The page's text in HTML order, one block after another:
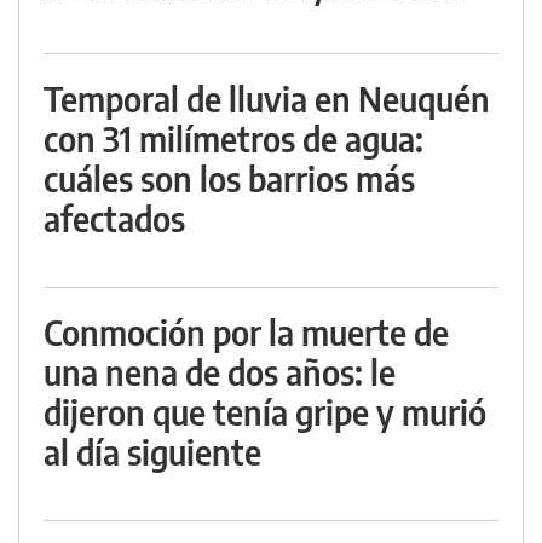
Temporal de lluvia en Neuquén
con 31 milímetros de agua:
cuáles son los barrios más
afectados
Conmoción por la muerte de
una nena de dos años: le
dijeron que tenía gripe y murió
al día siguiente